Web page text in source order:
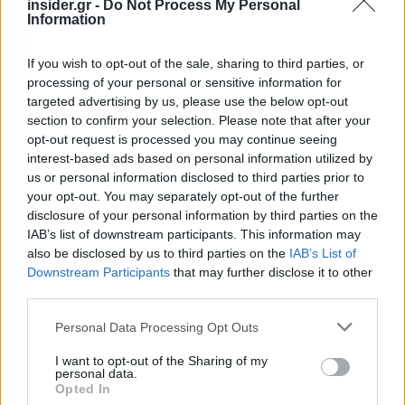
insider.gr - Do Not Process My Personal
Information
If you wish to opt-out of the sale, sharing to third parties, or
processing of your personal or sensitive information for
targeted advertising by us, please use the below opt-out
section to confirm your selection. Please note that after your
opt-out request is processed you may continue seeing
interest-based ads based on personal information utilized by
us or personal information disclosed to third parties prior to
your opt-out. You may separately opt-out of the further
disclosure of your personal information by third parties on the
IAB’s list of downstream participants. This information may
also be disclosed by us to third parties on the IAB’s List of
Downstream Participants that may further disclose it to other
Please note that this website/app uses one or more Google
not limited to your visit or usage behaviour. You may click to
grant or deny consent to Google and its third-party tags to
use your data for below specified purposes in below Google
Personal Data Processing Opt Outs
I want to opt-out of the Sharing of my
personal data.
Opted In
Πηγή: ΑΠΕ - ΜΠΕ
Ακολουθήστε τοinsider.gr στο Google Newsκαι μάθετε